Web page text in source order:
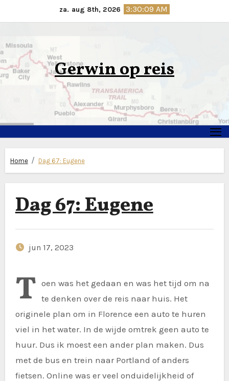
naar
inhoud
za. aug 8th, 2026 3:30:10 AM
Gerwin op reis
Home Dag 67: Eugene
Dag 67: Eugene
jun 17, 2023
T oen was het gedaan en was het tijd om na
te denken over de reis naar huis. Het
originele plan om in Florence een auto te huren
viel in het water. In de wijde omtrek geen auto te
huur. Dus ik moest een ander plan maken. Dus
met de bus en trein naar Portland of anders
fietsen. Online was er veel onduidelijkheid of